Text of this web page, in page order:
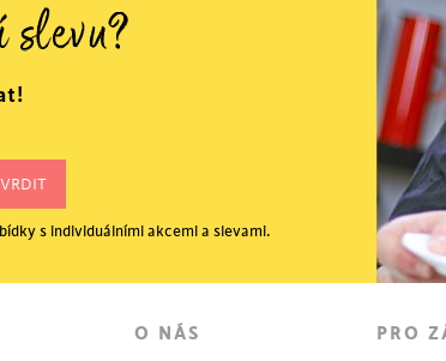
slevu?
s individuálními akcemi a slevami.
O NÁS PRO